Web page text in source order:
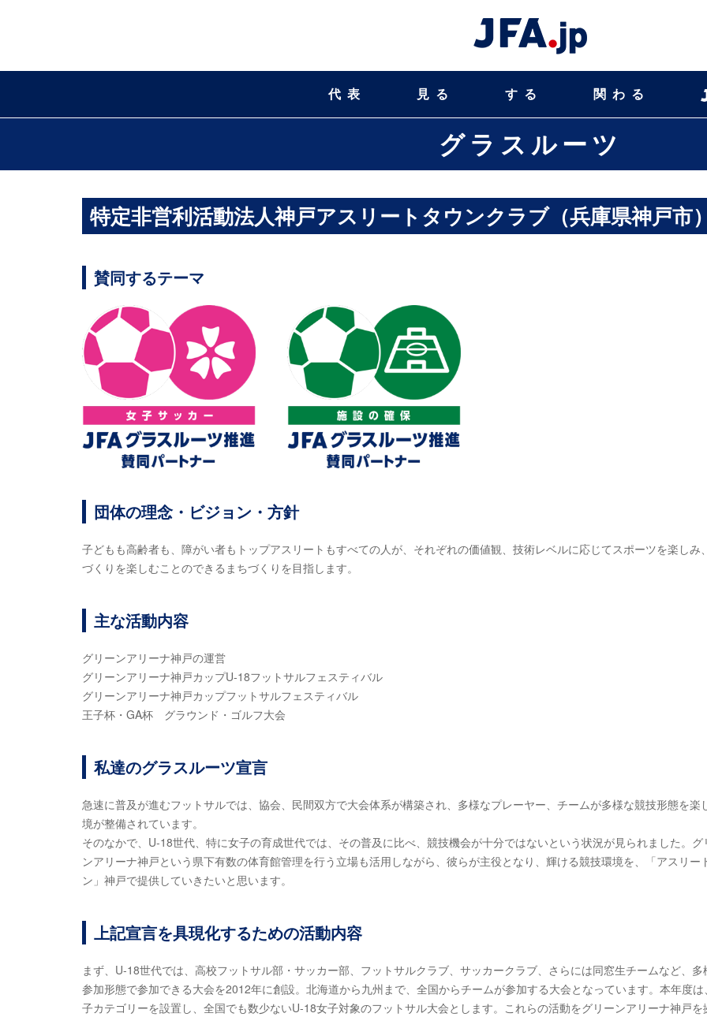
代表 見る する 関わる
グラスルーツ
特定非営利活動法人神戸アスリートタウンクラブ（兵庫県神戸市）
賛同するテーマ
団体の理念・ビジョン・方針
子どもも高齢者も、障がい者もトップアスリートもすべての人が、それぞれの価値観、技術レベルに応じてスポーツを楽しみ
づくりを楽しむことのできるまちづくりを目指します。
主な活動内容
グリーンアリーナ神戸の運営
グリーンアリーナ神戸カップU-18フットサルフェスティバル
グリーンアリーナ神戸カップフットサルフェスティバル
王子杯・GA杯 グラウンド・ゴルフ大会
私達のグラスルーツ宣言
急速に普及が進むフットサルでは、協会、民間双方で大会体系が構築され、多様なプレーヤー、チームが多様な競技形態を楽
境が整備されています。
そのなかで、U-18世代、特に女子の育成世代では、その普及に比べ、競技機会が十分ではないという状況が見られました。グ
ンアリーナ神戸という県下有数の体育館管理を行う立場も活用しながら、彼らが主役となり、輝ける競技環境を、「アスリー
ン」神戸で提供していきたいと思います。
上記宣言を具現化するための活動内容
まず、U-18世代では、高校フットサル部・サッカー部、フットサルクラブ、サッカークラブ、さらには同窓生チームなど、多
参加形態で参加できる大会を2012年に創設。北海道から九州まで、全国からチームが参加する大会となっています。本年度は
子カテゴリーを設置し、全国でも数少ないU-18女子対象のフットサル大会とします。これらの活動をグリーンアリーナ神戸を